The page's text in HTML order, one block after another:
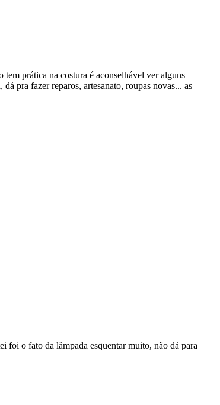
prática na costura é aconselhável ver alguns
pra fazer reparos, artesanato, roupas novas... as
foi o fato da lâmpada esquentar muito, não dá para